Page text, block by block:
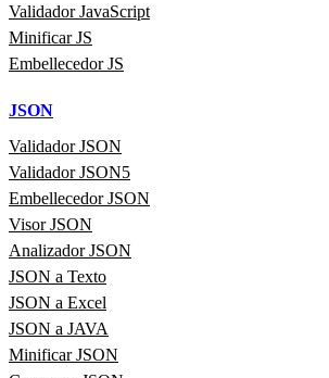
Validador JavaScript
Minificar JS
Embellecedor JS
JSON
Validador JSON
Validador JSON5
Embellecedor JSON
Visor JSON
Analizador JSON
JSON a Texto
JSON a Excel
JSON a JAVA
Minificar JSON